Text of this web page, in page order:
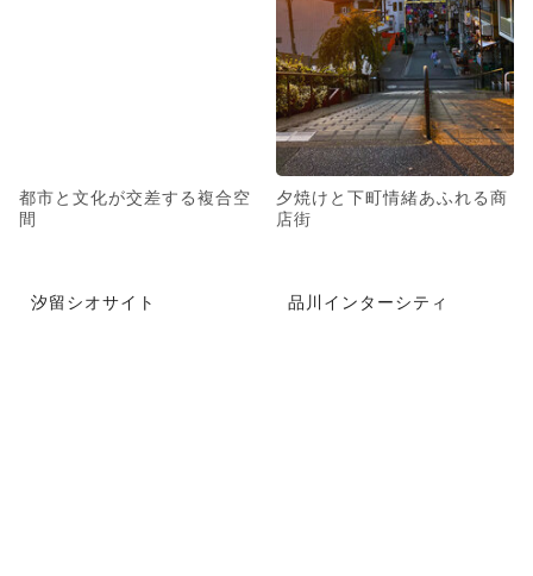
都市と文化が交差する複合空
間
夕焼けと下町情緒あふれる商
店街
汐留シオサイト 品川インターシティ